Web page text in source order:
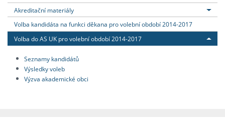
Akreditační materiály
Volba kandidáta na funkci děkana pro volební období 2014-2017
Volba do AS UK pro volební období 2014-2017
Seznamy kandidátů
Výsledky voleb
Výzva akademické obci